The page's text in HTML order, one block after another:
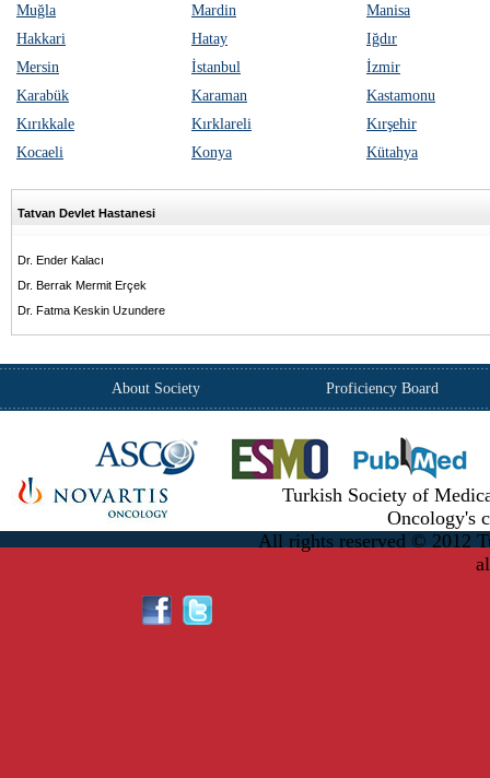
Muğla
Mardin
Manisa
Hakkari
Hatay
Iğdır
Mersin
İstanbul
İzmir
Karabük
Karaman
Kastamonu
Kırıkkale
Kırklareli
Kırşehir
Kocaeli
Konya Kütahya
Tatvan Devlet Hastanesi
Dr. Ender Kalacı
Dr. Berrak Mermit Erçek
Dr. Fatma Keskin Uzundere
About Society Proficiency Board
Turkish Society of
Oncology's
All rights reserved © 2012